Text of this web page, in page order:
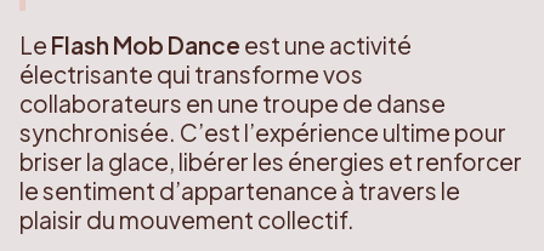
Le Flash Mob Dance est une activité
électrisante qui transforme vos
collaborateurs en une troupe de danse
synchronisée. C’est l’expérience ultime pour
briser la glace, libérer les énergies et renforcer
le sentiment d’appartenance à travers le
plaisir du mouvement collectif.